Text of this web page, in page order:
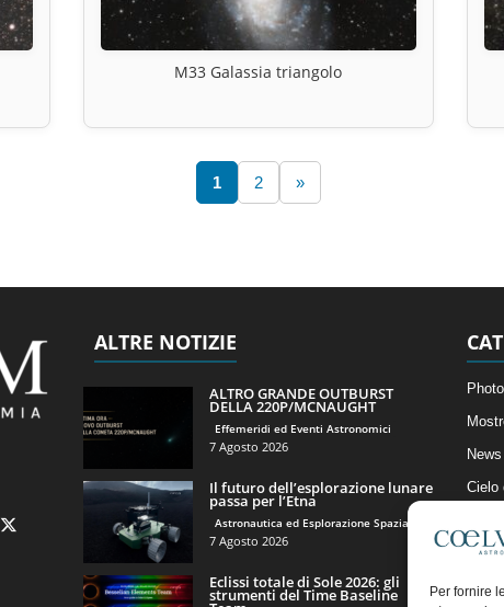
Per fornire
M33 Galassia triangolo
1 2 »
ALTRE NOTIZIE
ALTRO GRANDE OUTBURST
DELLA 220P/MCNAUGHT
Effemeridi ed Eventi Astronomici
7 Agosto 2026
Il futuro dell’esplorazione lunare
passa per l’Etna
Astronautica ed Esplorazione Spaziale
7 Agosto 2026
Eclissi totale di Sole 2026: gli
strumenti del Time Baseline
Cielo
Il